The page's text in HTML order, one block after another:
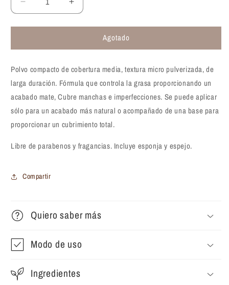
Reducir
cantidad
para
Compacto
Girl
PRO
HD
High-
Definition
Matte
Powder
Aumentar
cantidad
para
Compacto
Girl
PRO
High-
Definition
Matte
Powder
Agotado
Polvo compacto de cobertura media, textura micro pulverizada, de
larga duración. Fórmula que controla la grasa proporcionando un
acabado mate, Cubre manchas e imperfecciones. Se puede aplicar
sólo para un acabado más natural o acompañado de una base para
proporcionar un cubrimiento total.
Libre de parabenos y fragancias. Incluye esponja y espejo.
Compartir
Quiero saber más
Modo de uso
Ingredientes